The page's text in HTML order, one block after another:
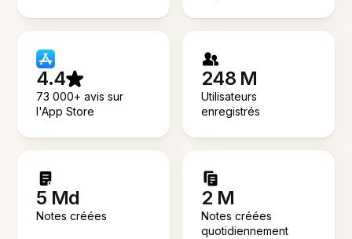
4.4
73 000+ avis sur
l'App Store
248 M
Utilisateurs
enregistrés
5 Md
Notes créées
2 M
Notes créées
quotidiennement